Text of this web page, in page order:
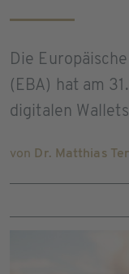
Die
(EBA) hat am
digitalen
von Dr. Matthias